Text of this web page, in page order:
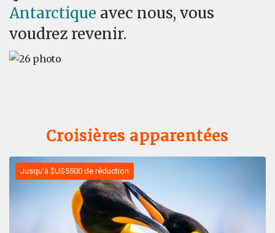
Antarctique avec nous, vous
voudrez revenir.
Croisières apparentées
Jusqu'à $US5500 de réduction